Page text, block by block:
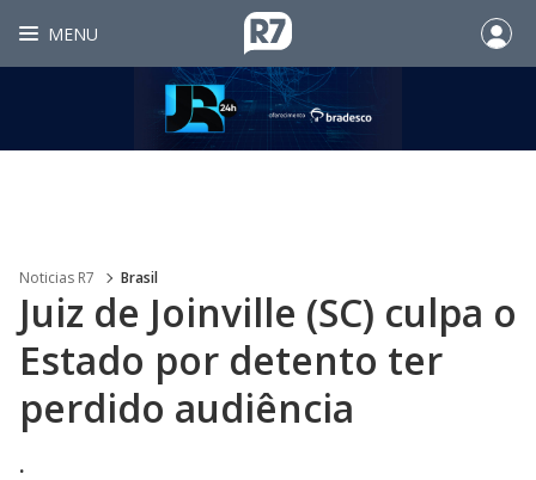
MENU
Noticias R7 Brasil
Juiz de Joinville (SC) culpa o
Estado por detento ter
perdido audiência
.